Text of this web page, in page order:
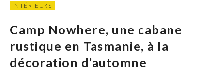
INTÉRIEURS
Camp Nowhere, une cabane
rustique en Tasmanie, à la
décoration d’automne